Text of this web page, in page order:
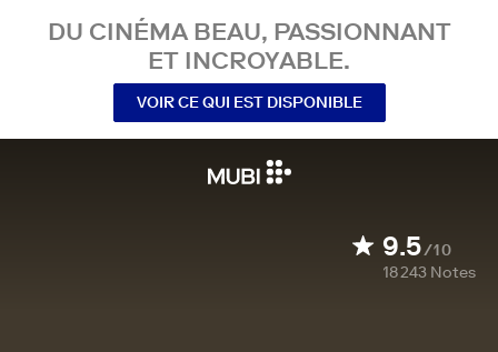
DU CINÉMA BEAU, PASSIONNANT
ET INCROYABLE.
VOIR CE QUI EST DISPONIBLE
9.5/10
18 243 Notes